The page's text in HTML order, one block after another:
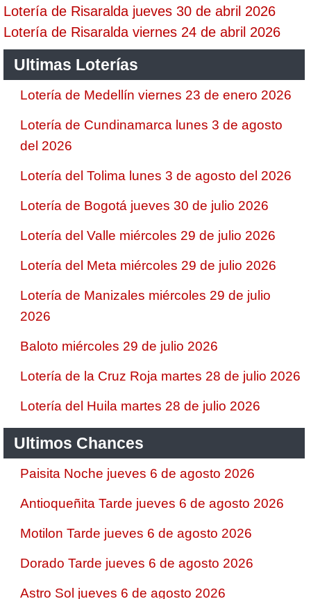
Lotería de Risaralda jueves 30 de abril 2026
Lotería de Risaralda viernes 24 de abril 2026
Ultimas Loterías
Lotería de Medellín viernes 23 de enero 2026
Lotería de Cundinamarca lunes 3 de agosto
del 2026
Lotería del Tolima lunes 3 de agosto del 2026
Lotería de Bogotá jueves 30 de julio 2026
Lotería del Valle miércoles 29 de julio 2026
Lotería del Meta miércoles 29 de julio 2026
Lotería de Manizales miércoles 29 de julio
2026
Baloto miércoles 29 de julio 2026
Lotería de la Cruz Roja martes 28 de julio 2026
Lotería del Huila martes 28 de julio 2026
Ultimos Chances
Paisita Noche jueves 6 de agosto 2026
Antioqueñita Tarde jueves 6 de agosto 2026
Motilon Tarde jueves 6 de agosto 2026
Dorado Tarde jueves 6 de agosto 2026
Astro Sol jueves 6 de agosto 2026